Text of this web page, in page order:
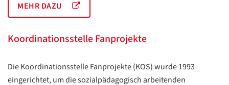
MEHR DAZU
Koordinationsstelle Fanprojekte
Die Koordinationsstelle Fanprojekte (KOS) wurde 1993
eingerichtet, um die sozialpädagogisch arbeitenden